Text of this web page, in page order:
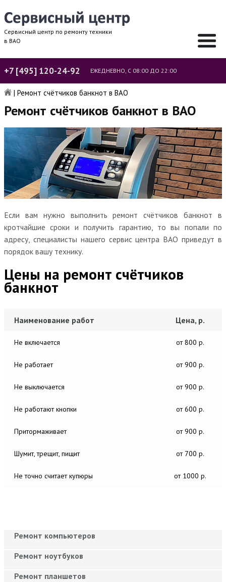
Сервисный центр по ремонту техники
в ВАО
+7 [495] 120-24-92 ЕЖЕДНЕВНО, С 08:00 ДО 22:00
| Ремонт счётчиков банкнот в ВАО
Ремонт счётчиков банкнот в ВАО
Если вам нужно выполнить ремонт счётчиков банкнот в
кротчайшие сроки и получить гарантию, то вы попали по
адресу, специалисты нашего сервис центра ВАО приведут в
порядок вашу технику.
Цены на ремонт счётчиков
банкнот
Наименование работ Цена, р.
Не включается от 800 р.
Не работает от 900 р.
Не выключается от 900 р.
Не работают кнопки от 600 р.
Притормаживает от 900 р.
Шумит, трещит, пищит от 700 р.
Не точно считает купюры от 1000 р.
Ремонт компьютеров
Ремонт ноутбуков
Ремонт планшетов